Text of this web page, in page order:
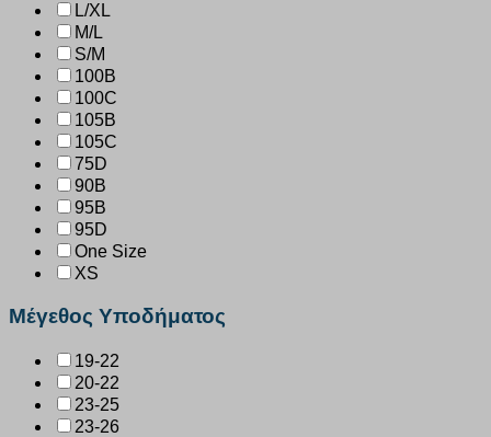
L/XL
M/L
S/M
100B
100C
105B
105C
75D
90B
95B
95D
One Size
XS
Μέγεθος Υποδήματος
19-22
20-22
23-25
23-26